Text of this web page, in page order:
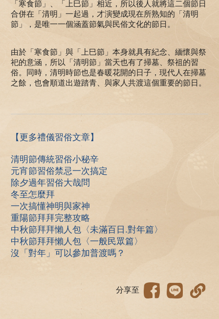
「寒食節」、「上巳節」相近，所以後人就將這二個節日
合併在「清明」一起過，才演變成現在所熟知的「清明
節」，是唯一一個涵蓋節氣與民俗文化的節日。
由於「寒食節」與「上巳節」本身就具有紀念、緬懷與祭
祀的意涵，所以「清明節」當天也有了掃墓、祭祖的習
俗。同時，清明時節也是春暖花開的日子，現代人在掃墓
之餘，也會順道出遊踏青、與家人共渡這個重要的節日。
【更多禮儀習俗文章】
清明節傳統習俗小秘辛
元宵節習俗禁忌一次搞定
除夕過年習俗大哉問
冬至怎麼拜
一次搞懂神明與家神
重陽節拜拜完整攻略
中秋節拜拜懶人包〈未滿百日.對年篇〉
中秋節拜拜懶人包〈一般民眾篇〉
沒「對年」可以參加普渡嗎？
分享至